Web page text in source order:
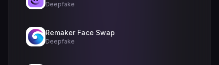
Deepfake
Remaker Face Swap
Deepfake